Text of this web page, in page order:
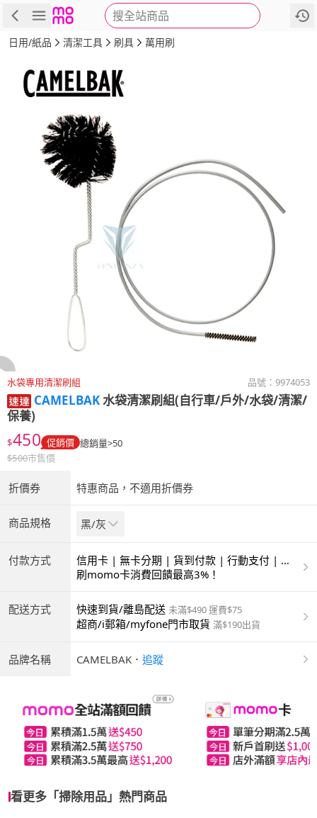
搜全站商品
商品 評價 詳情
日用/紙品 清潔工具 刷具 萬用刷
水袋專用清潔刷組 品號： 9974053
CAMELBAK水袋清潔刷組(自行車/戶外/水袋/清潔/
保養)
$450 促銷價 總銷量>50
$500市售價
折價券 特惠商品，不適用折價券
商品規格 黑/灰
付款方式
信用卡 | 無卡分期 | 貨到付款 | 行動支付 | 超
商付款 | ATM | 銀聯卡
刷momo卡消費回饋最高3%！
配送方式 快速到貨/離島配送 未滿$490 運費$75
超商/i郵箱/myfone門市取貨 滿$190出貨
品牌名稱 CAMELBAK ． 追蹤
看更多「掃除用品」熱門商品